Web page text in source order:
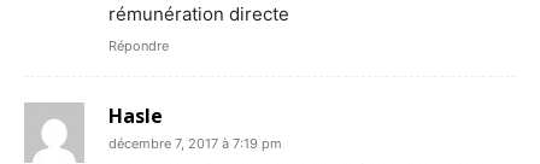
rémunération directe
Répondre
Hasle
décembre 7, 2017 à 7:19 pm